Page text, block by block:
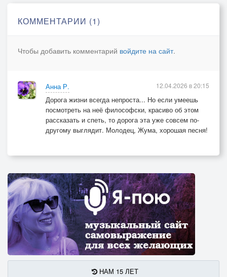
КОММЕНТАРИИ (1)
Чтобы добавить комментарий войдите на сайт.
Анна Р.
Дорога жизни всегда непроста... Но если умеешь
посмотреть на неё философски, красиво об этом
рассказать и спеть, то дорога эта уже совсем по-
другому выглядит. Молодец, Жума, хорошая песня!
12.04.2026 в 20:15
НАМ 15 ЛЕТ